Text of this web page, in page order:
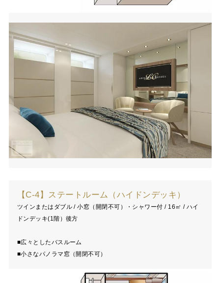
【C-4】ステートルーム（ハイドンデッキ）
ツインまたはダブル / 小窓（開閉不可）・シャワー付 / 16㎡ / ハイ
ドンデッキ(1階）後方
■広々としたバスルーム
■小さなパノラマ窓（開閉不可）